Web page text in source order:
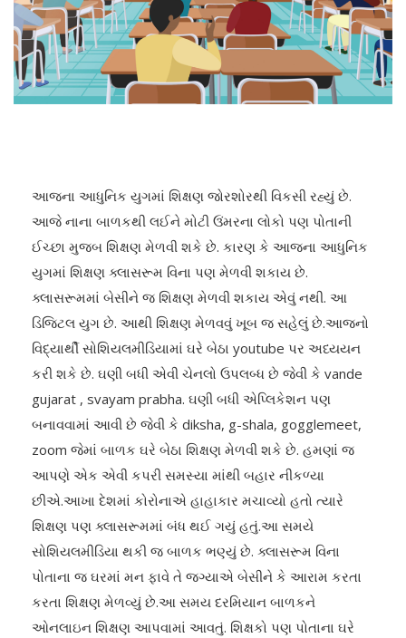
આજના આધુનિક યુગમાં શિક્ષણ જોરશોરથી વિકસી રહ્યું છે.
આજે નાના બાળકથી લઈને મોટી ઉંમરના લોકો પણ પોતાની
ઈચ્છા મુજબ શિક્ષણ મેળવી શકે છે. કારણ કે આજના આધુનિક
યુગમાં શિક્ષણ ક્લાસરૂમ વિના પણ મેળવી શકાય છે.
ક્લાસરૂમમાં બેસીને જ શિક્ષણ મેળવી શકાય એવું નથી. આ
ડિજિટલ યુગ છે. આથી શિક્ષણ મેળવવું ખૂબ જ સહેલું છે.આજનો
વિદ્યાર્થી સોશિયલમીડિયામાં ઘરે બેઠા youtube પર અધ્યયન
કરી શકે છે. ઘણી બધી એવી ચેનલો ઉપલબ્ધ છે જેવી કે vande
gujarat , svayam prabha. ઘણી બધી એપ્લિકેશન પણ
બનાવવામાં આવી છે જેવી કે diksha, g-shala, gogglemeet,
zoom જેમાં બાળક ઘરે બેઠા શિક્ષણ મેળવી શકે છે. હમણાં જ
આપણે એક એવી કપરી સમસ્યા માંથી બહાર નીકળ્યા
છીએ.આખા દેશમાં કોરોનાએ હાહાકાર મચાવ્યો હતો ત્યારે
શિક્ષણ પણ ક્લાસરૂમમાં બંધ થઈ ગયું હતું.આ સમયે
સોશિયલમીડિયા થકી જ બાળક ભણ્યું છે. ક્લાસરૂમ વિના
પોતાના જ ઘરમાં મન ફાવે તે જગ્યાએ બેસીને કે આરામ કરતા
કરતા શિક્ષણ મેળવ્યું છે.આ સમય દરમિયાન બાળકને
ઓનલાઇન શિક્ષણ આપવામાં આવતું. શિક્ષકો પણ પોતાના ઘરે